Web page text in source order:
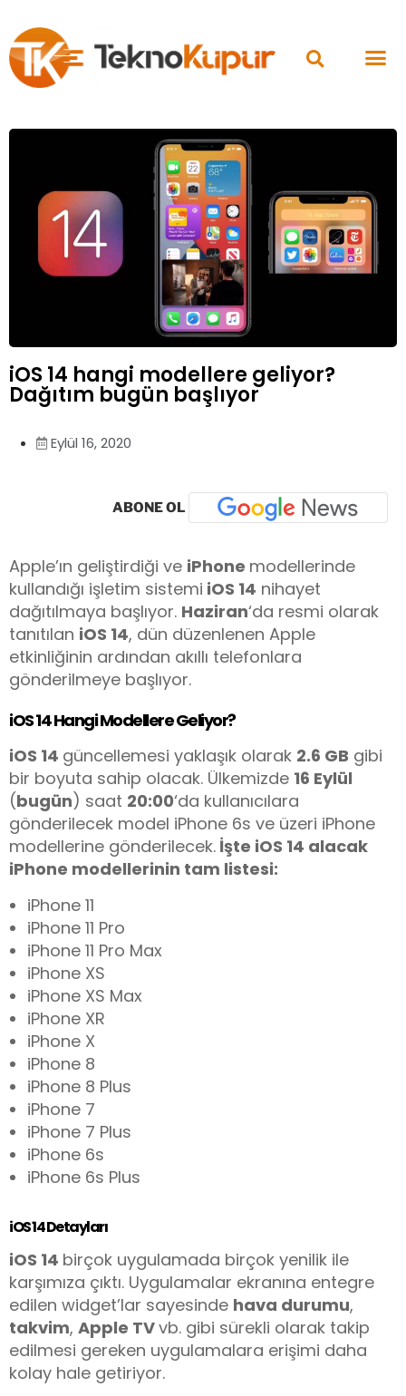
iOS 14 hangi modellere geliyor?
Dağıtım bugün başlıyor
Eylül 16, 2020
ABONE OL
Apple’ın geliştirdiği ve iPhone modellerinde
kullandığı işletim sistemi iOS 14 nihayet
dağıtılmaya başlıyor. Haziran‘da resmi olarak
tanıtılan iOS 14, dün düzenlenen Apple
etkinliğinin ardından akıllı telefonlara
gönderilmeye başlıyor.
iOS 14 Hangi Modellere Geliyor?
iOS 14 güncellemesi yaklaşık olarak 2.6 GB gibi
bir boyuta sahip olacak. Ülkemizde 16 Eylül
(bugün) saat 20:00‘da kullanıcılara
gönderilecek model iPhone 6s ve üzeri iPhone
modellerine gönderilecek. İşte iOS 14 alacak
iPhone modellerinin tam listesi:
iPhone 11
iPhone 11 Pro
iPhone 11 Pro Max
iPhone XS
iPhone XS Max
iPhone XR
iPhone X
iPhone 8
iPhone 8 Plus
iPhone 7
iPhone 7 Plus
iPhone 6s
iPhone 6s Plus
iOS 14 Detayları
iOS 14 birçok uygulamada birçok yenilik ile
karşımıza çıktı. Uygulamalar ekranına entegre
edilen widget’lar sayesinde hava durumu,
takvim, Apple TVvb. gibi sürekli olarak takip
edilmesi gereken uygulamalara erişimi daha
kolay hale getiriyor.